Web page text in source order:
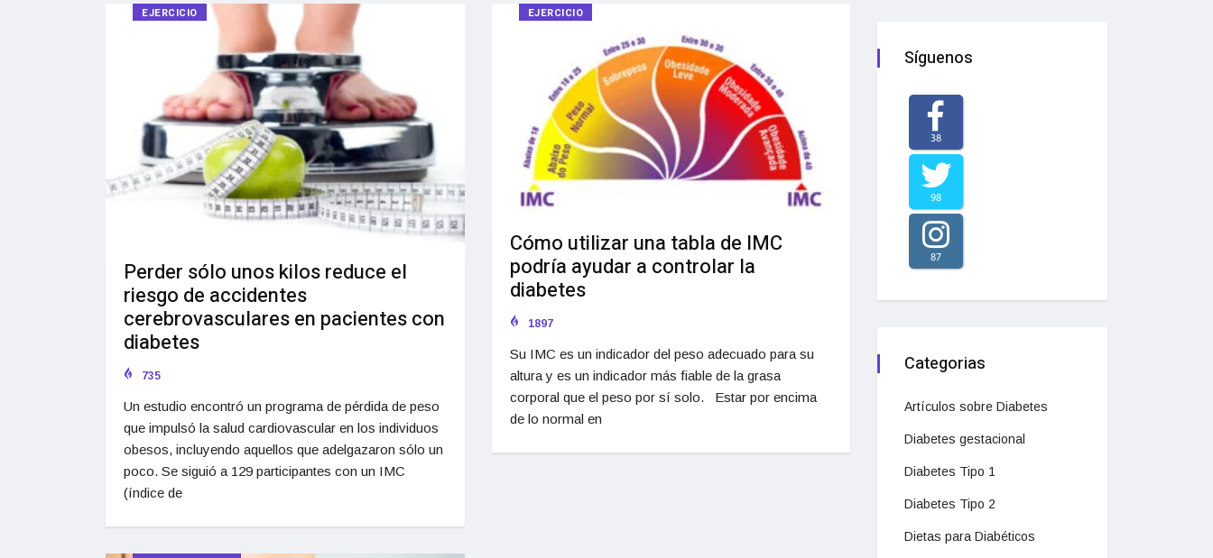
EJERCICIO
Perder sólo unos kilos reduce el
riesgo de accidentes
cerebrovasculares en pacientes con
diabetes
735
Un estudio encontró un programa de pérdida de peso
que impulsó la salud cardiovascular en los individuos
obesos, incluyendo aquellos que adelgazaron sólo un
poco. Se siguió a 129 participantes con un IMC
(índice de
EJERCICIO
Cómo utilizar una tabla de IMC
podría ayudar a controlar la
diabetes
1897
Su IMC es un indicador del peso adecuado para su
altura y es un indicador más fiable de la grasa
corporal que el peso por sí solo. Estar por encima
de lo normal en
Síguenos
38
98
87
Categorias
Artículos sobre Diabetes
Diabetes gestacional
Diabetes Tipo 1
Diabetes Tipo 2
Dietas para Diabéticos